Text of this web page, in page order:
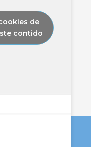
de
contido